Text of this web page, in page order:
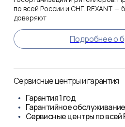
по всей России и СНГ. REXANT —
доверяют
Подробнее о
Сервисные центры и гарантия
Гарантия1 год
Гарантийное обслуживание
Сервисные центры по всей